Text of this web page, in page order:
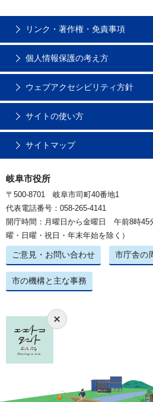
リンク・著作権・免責事項
個人情報保護の考え方
ウェブアクセシビリティ方針
サイトの使い方
サイトマップ
岐阜市役所
〒500-8701 岐阜市司町40番地1
代表電話番号：058-265-4141
開庁時間：月曜日から金曜日 午前8時45
曜・日曜・祝日・年末年始を除く）
ご意見・お問い合わせ 市庁舎の
市の機構と主な事務